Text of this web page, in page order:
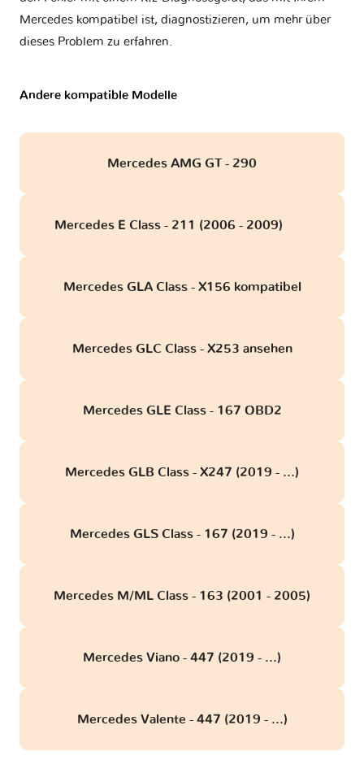
Mercedes kompatibel ist, diagnostizieren, um mehr über
dieses Problem zu erfahren.
Andere kompatible Modelle
Mercedes AMG GT - 290
Mercedes E Class - 211 (2006 - 2009)
Mercedes GLA Class - X156 kompatibel
Mercedes GLC Class - X253 ansehen
Mercedes GLE Class - 167 OBD2
Mercedes GLB Class - X247 (2019 - ...)
Mercedes GLS Class - 167 (2019 - ...)
Mercedes M/ML Class - 163 (2001 - 2005)
Mercedes Viano - 447 (2019 - ...)
Mercedes Valente - 447 (2019 - ...)